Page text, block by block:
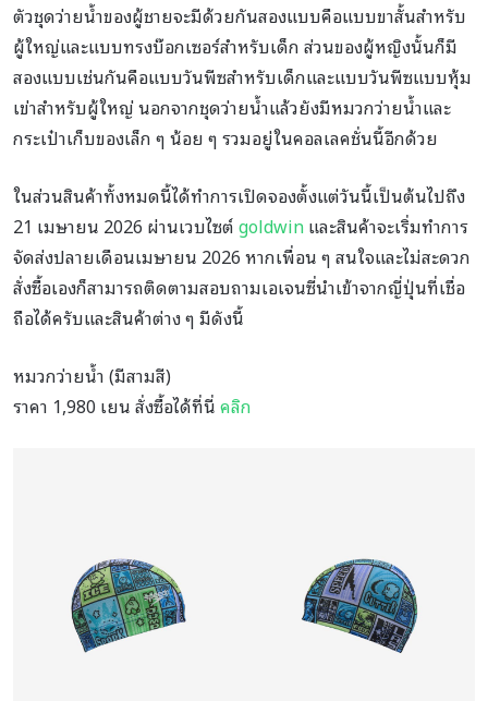
ตัวชุดว่ายน้ำของผู้ชายจะมีด้วยกันสองแบบคือแบบขาสั้นสำหรับ
ผู้ใหญ่และแบบทรงบ๊อกเซอร์สำหรับเด็ก ส่วนของผู้หญิงนั้นก็มี
สองแบบเช่นกันคือแบบวันพีซสำหรับเด็กและแบบวันพีซแบบหุ้ม
เข่าสำหรับผู้ใหญ่ นอกจากชุดว่ายน้ำแล้วยังมีหมวกว่ายน้ำและ
กระเป๋าเก็บของเล็ก ๆ น้อย ๆ รวมอยู่ในคอลเลคชั่นนี้อีกด้วย
ในส่วนสินค้าทั้งหมดนี้ได้ทำการเปิดจองตั้งแต่วันนี้เป็นต้นไปถึง
21 เมษายน 2026 ผ่านเวบไซต์goldwinและสินค้าจะเริ่มทำการ
จัดส่งปลายเดือนเมษายน 2026 หากเพื่อน ๆ สนใจและไม่สะดวก
สั่งซื้อเองก็สามารถติดตามสอบถามเอเจนซี่นำเข้าจากญี่ปุ่นที่เชื่อ
ถือได้ครับและสินค้าต่าง ๆ มีดังนี้
หมวกว่ายน้ำ (มีสามสี)
ราคา 1,980 เยน สั่งซื้อได้ที่นี่คลิก